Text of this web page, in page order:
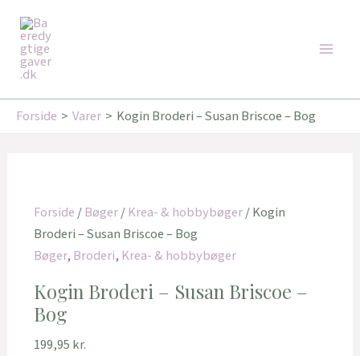
indholdet
Forside Varer Kogin Broderi – Susan Briscoe – Bog
Forside/Bøger/Krea- & hobbybøger/ Kogin
Broderi – Susan Briscoe – Bog
Bøger, Broderi, Krea- & hobbybøger
Kogin Broderi – Susan Briscoe –
Bog
199,95 kr.